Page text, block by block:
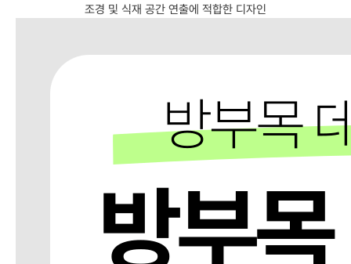
조경 및 식재 공간 연출에 적합한 디자인